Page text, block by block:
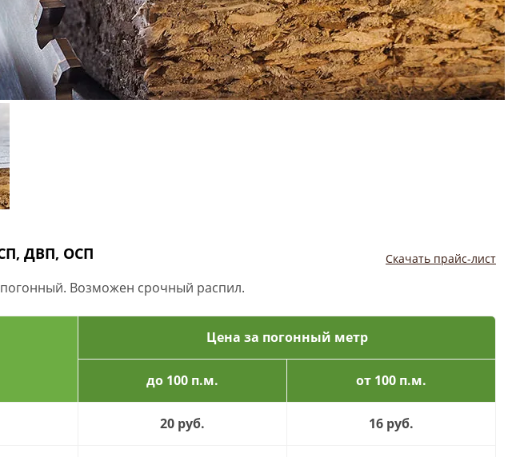
ДВП, ОСП Скачать прайс-лист
погонный. Возможен срочный распил.
Цена за погонный метр
до 100 п.м. от 100 п.м.
20 руб. 16 руб.